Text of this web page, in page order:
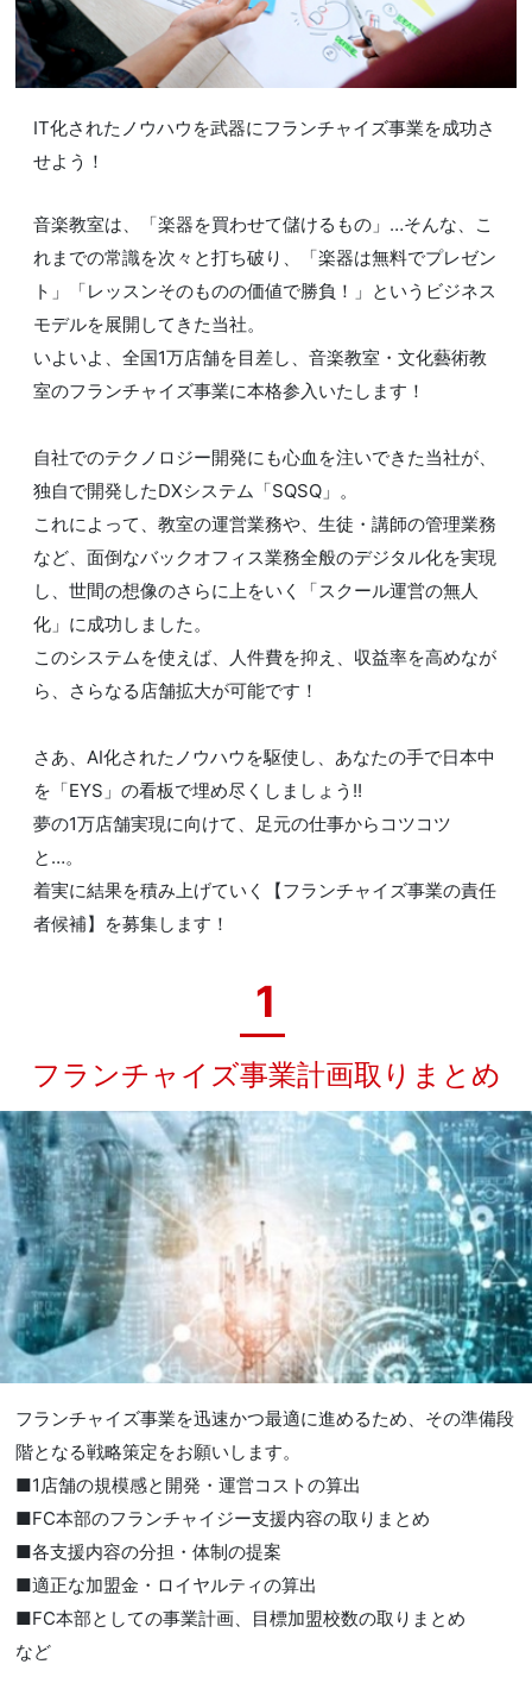
IT化されたノウハウを武器にフランチャイズ事業を成功さ
せよう！
音楽教室は、「楽器を買わせて儲けるもの」…そんな、こ
れまでの常識を次々と打ち破り、「楽器は無料でプレゼン
ト」「レッスンそのものの価値で勝負！」というビジネス
モデルを展開してきた当社。
いよいよ、全国1万店舗を目差し、音楽教室・文化藝術教
室のフランチャイズ事業に本格参入いたします！
自社でのテクノロジー開発にも心血を注いできた当社が、
独自で開発したDXシステム「SQSQ」。
これによって、教室の運営業務や、生徒・講師の管理業務
など、面倒なバックオフィス業務全般のデジタル化を実現
し、世間の想像のさらに上をいく「スクール運営の無人
化」に成功しました。
このシステムを使えば、人件費を抑え、収益率を高めなが
ら、さらなる店舗拡大が可能です！
さあ、AI化されたノウハウを駆使し、あなたの手で日本中
を「EYS」の看板で埋め尽くしましょう!!
夢の1万店舗実現に向けて、足元の仕事からコツコツ
と…。
着実に結果を積み上げていく【フランチャイズ事業の責任
者候補】を募集します！
1
フランチャイズ事業計画取りまとめ
フランチャイズ事業を迅速かつ最適に進めるため、その準備段
階となる戦略策定をお願いします。
■1店舗の規模感と開発・運営コストの算出
■FC本部のフランチャイジー支援内容の取りまとめ
■各支援内容の分担・体制の提案
■適正な加盟金・ロイヤルティの算出
■FC本部としての事業計画、目標加盟校数の取りまとめ
など